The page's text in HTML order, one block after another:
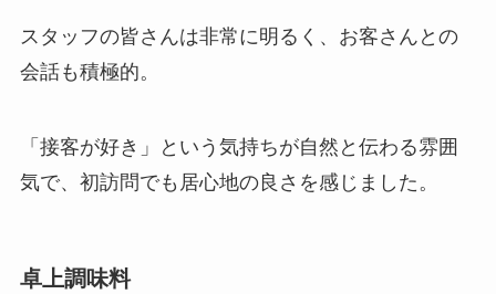
スタッフの皆さんは非常に明るく、お客さんとの
会話も積極的。
「接客が好き」という気持ちが自然と伝わる雰囲
気で、初訪問でも居心地の良さを感じました。
卓上調味料